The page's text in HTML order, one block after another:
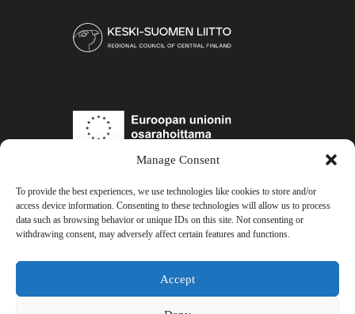
Manage Consent
To provide the best experiences, we use technologies like cookies to store and/or
access device information. Consenting to these technologies will allow us to process
data such as browsing behavior or unique IDs on this site. Not consenting or
withdrawing consent, may adversely affect certain features and functions.
Accept
Keski-
Euroopan
unioni
COESPORTS.GG